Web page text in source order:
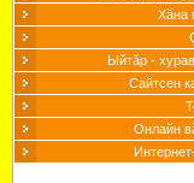
Хăна
Ыйтăр -
Сайтсен
Онлайн